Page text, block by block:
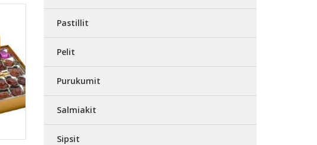
Pastillit
Pelit
Purukumit
Salmiakit
Sipsit